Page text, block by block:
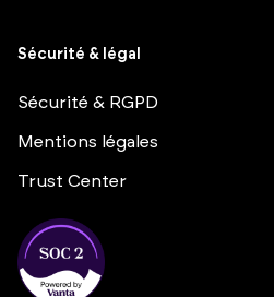
Sécurité & légal
Sécurité & RGPD
Mentions légales
Trust Center